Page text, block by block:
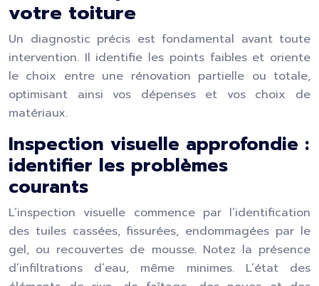
votre toiture
Un diagnostic précis est fondamental avant toute
intervention. Il identifie les points faibles et oriente
le choix entre une rénovation partielle ou totale,
optimisant ainsi vos dépenses et vos choix de
matériaux.
Inspection visuelle approfondie :
identifier les problèmes
courants
L’inspection visuelle commence par l’identification
des tuiles cassées, fissurées, endommagées par le
gel, ou recouvertes de mousse. Notez la présence
d’infiltrations d’eau, même minimes. L’état des